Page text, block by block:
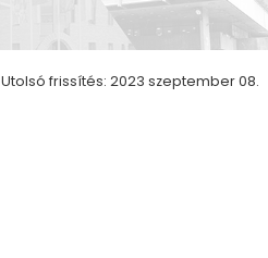
Utolsó frissítés: 2023 szeptember 08.